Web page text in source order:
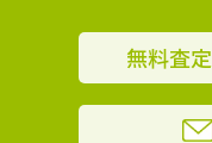
無料査定